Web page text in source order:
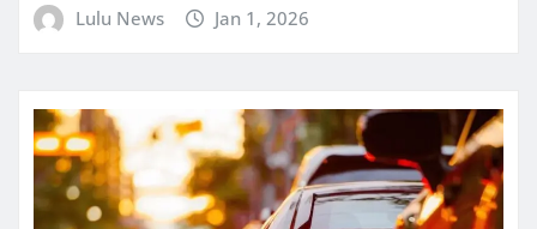
Lulu News Jan 1, 2026